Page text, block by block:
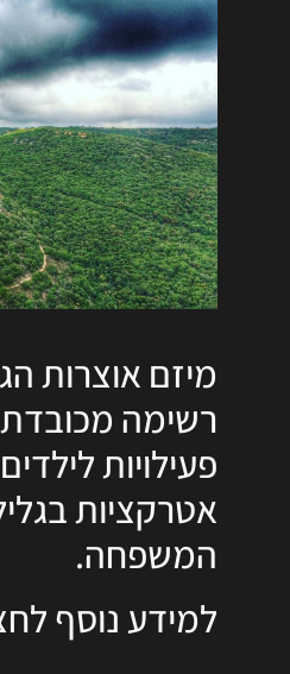
מיזם אוצרות
רשימה מכובדת
פעילויות
אטרקציות
המשפחה.
למידע נוסף